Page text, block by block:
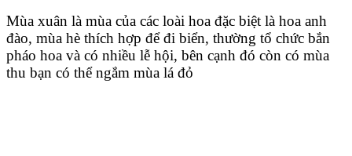
Mùa xuân là mùa của các loài hoa đặc biệt là hoa anh
đào, mùa hè thích hợp để đi biển, thường tổ chức bắn
pháo hoa và có nhiều lễ hội, bên cạnh đó còn có mùa
thu bạn có thể ngắm mùa lá đỏ